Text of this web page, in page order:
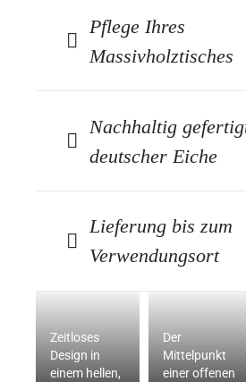
Pflege Ihres
Massivholztisches
Nachhaltig
deutscher Eiche
Lieferung bis zum
Verwendungsort
Zeitloses
Design in
einem hellen,
Der
Mittelpunkt
einer offenen